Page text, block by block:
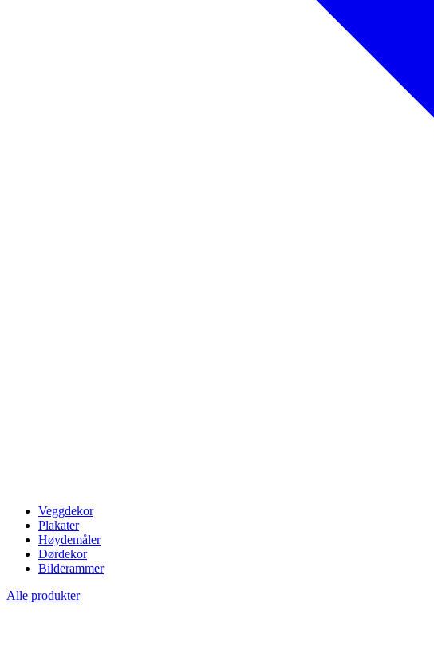
Veggdekor
Plakater
Høydemåler
Dørdekor
Bilderammer
Alle produkter